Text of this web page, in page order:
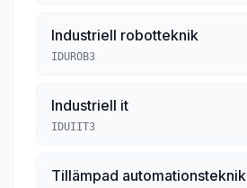
Industriell robotteknik
IDUROB3
Industriell it
IDUIIT3
Tillämpad automationsteknik